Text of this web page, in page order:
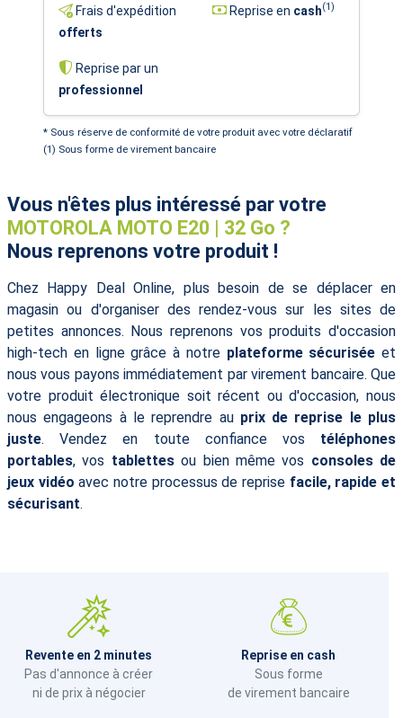
Frais d'expédition
offerts
Reprise en cash(1)
Reprise par un
professionnel
* Sous réserve de conformité de votre produit avec votre déclaratif
(1) Sous forme de virement bancaire
Vous n'êtes plus intéressé par votre
MOTOROLA MOTO E20 | 32 Go ?
Nous reprenons votre produit !
Chez Happy Deal Online, plus besoin de se déplacer en
magasin ou d'organiser des rendez-vous sur les sites de
petites annonces. Nous reprenons vos produits d'occasion
high-tech en ligne grâce à notre plateforme sécurisée et
nous vous payons immédiatement par virement bancaire. Que
votre produit électronique soit récent ou d'occasion, nous
nous engageons à le reprendre au prix de reprise le plus
juste. Vendez en toute confiance vos téléphones
portables, vos tablettesou bien même vos consoles de
jeux vidéo avec notre processus de reprise facile, rapide et
sécurisant.
Revente en 2 minutes
Pas d'annonce à créer
ni de prix à négocier
Reprise en cash
Sous forme
de virement bancaire